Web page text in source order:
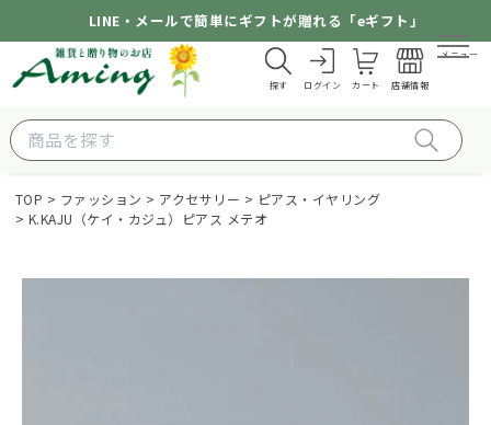
LINE・メールで簡単にギフトが贈れる「eギフト」
探す ログイン カート 店舗情報
メニュー
TOP ファッション アクセサリー
ピアス・イヤリング
K.KAJU（ケイ・カジュ）ピアス メテオ